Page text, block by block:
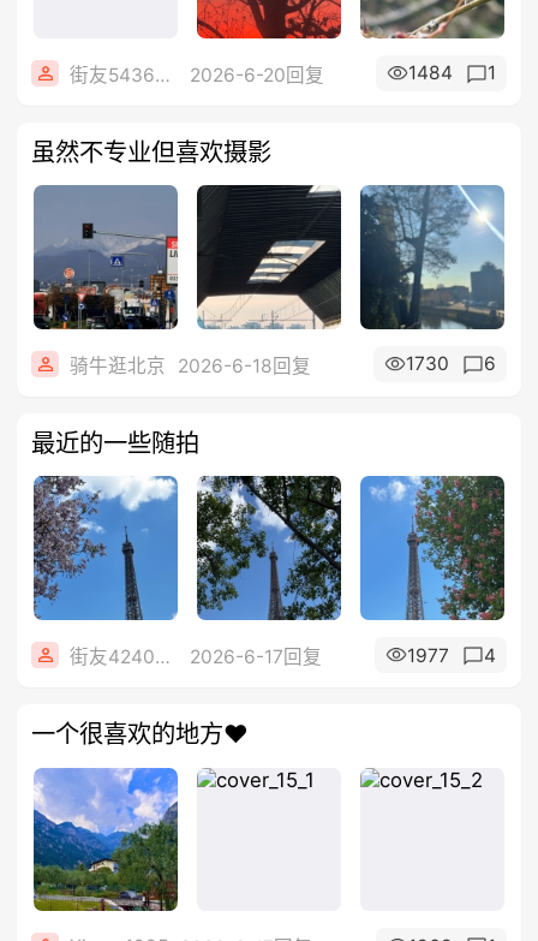
街友54369822 2026-6-20回复 1484 1
虽然不专业但喜欢摄影
骑牛逛北京 2026-6-18回复 1730 6
最近的一些随拍
街友42408312 2026-6-17回复 1977 4
一个很喜欢的地方❤️